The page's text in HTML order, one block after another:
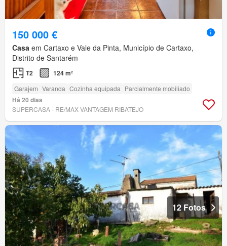
150 000 €
Casa em Cartaxo e Vale da Pinta, Município de Cartaxo,
Distrito de Santarém
T2 124 m²
Garajem Varanda Cozinha equipada Parcialmente mobiliado
Há 20 dias
SUPERCASA - RE/MAX VANTAGEM RIBATEJO
12 Fotos